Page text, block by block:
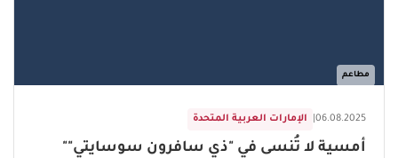
مطاعم
الإمارات العربية المتحدة 06.08.2025
أمسية لا تُنسى في "ذي سافرون سوسايتي""